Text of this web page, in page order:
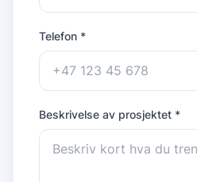
Telefon *
Beskrivelse av prosjektet *